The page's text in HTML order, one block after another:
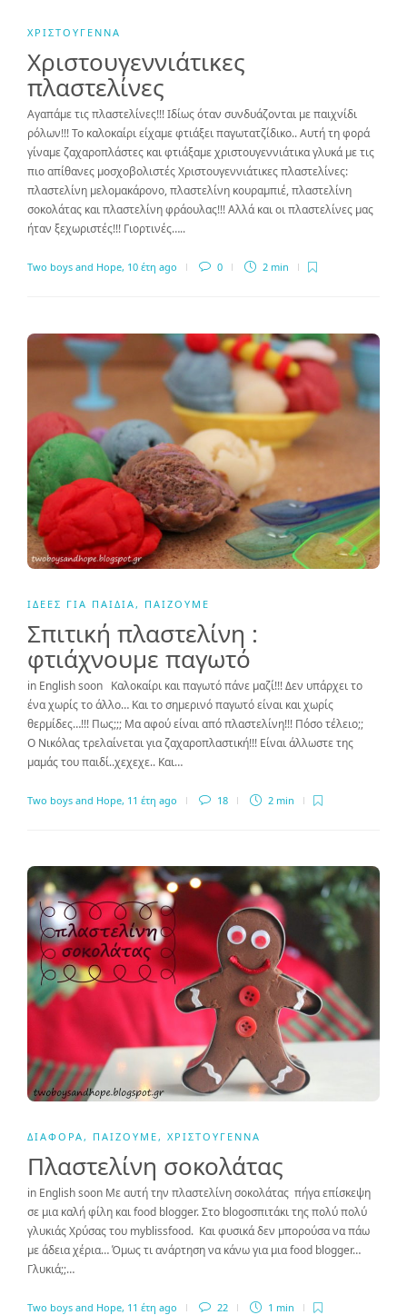
ΧΡΙΣΤΟΎΓΕΝΝΑ
Χριστουγεννιάτικες
πλαστελίνες
Αγαπάμε τις πλαστελίνες!!! Ιδίως όταν συνδυάζονται με παιχνίδι
ρόλων!!! Το καλοκαίρι είχαμε φτιάξει παγωτατζίδικο.. Αυτή τη φορά
γίναμε ζαχαροπλάστες και φτιάξαμε χριστουγεννιάτικα γλυκά με τις
πιο απίθανες μοσχοβολιστές Χριστουγεννιάτικες πλαστελίνες:
πλαστελίνη μελομακάρονο, πλαστελίνη κουραμπιέ, πλαστελίνη
σοκολάτας και πλαστελίνη φράουλας!!! Αλλά και οι πλαστελίνες μας
ήταν ξεχωριστές!!! Γιορτινές…..
Two boys and Hope, 10 έτη ago 0 2 min
ΙΔΈΕΣ ΓΙΑ ΠΑΙΔΙΆ , ΠΑΊΖΟΥΜΕ
Σπιτική πλαστελίνη :
φτιάχνουμε παγωτό
in English soon Καλοκαίρι και παγωτό πάνε μαζί!!! Δεν υπάρχει το
ένα χωρίς το άλλο… Και το σημερινό παγωτό είναι και χωρίς
θερμίδες…!!! Πως;;; Μα αφού είναι από πλαστελίνη!!! Πόσο τέλειο;;
Ο Νικόλας τρελαίνεται για ζαχαροπλαστική!!! Είναι άλλωστε της
μαμάς του παιδί..χεχεχε.. Και…
Two boys and Hope, 11 έτη ago 18 2 min
ΔΙΆΦΟΡΑ , ΠΑΊΖΟΥΜΕ , ΧΡΙΣΤΟΎΓΕΝΝΑ
Πλαστελίνη σοκολάτας
in English soon Με αυτή την πλαστελίνη σοκολάτας πήγα επίσκεψη
σε μια καλή φίλη και food blogger. Στο blogoσπιτάκι της πολύ πολύ
γλυκιάς Χρύσας του myblissfood. Και φυσικά δεν μπορούσα να πάω
με άδεια χέρια… Όμως τι ανάρτηση να κάνω για μια food blogger…
Γλυκιά;;…
Two boys and Hope, 11 έτη ago 22 1 min